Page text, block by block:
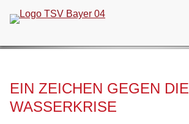
überspringen
EIN ZEICHEN GEGEN DIE
WASSERKRISE